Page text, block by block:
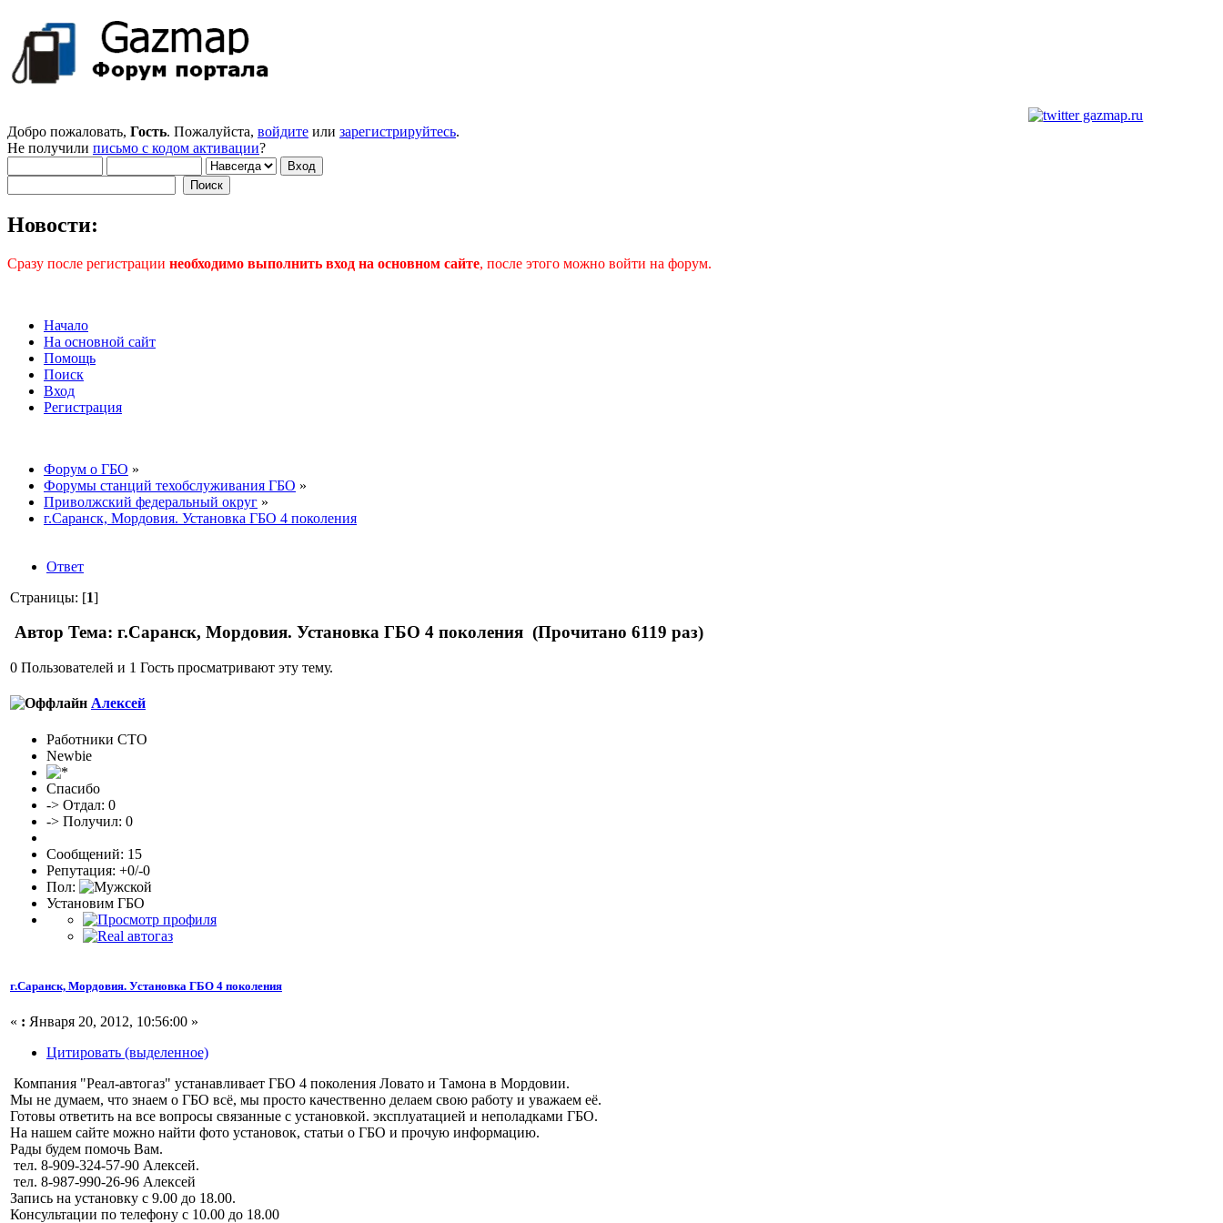
Добро пожаловать, Гость. Пожалуйста, войдите или зарегистрируйтесь.
Не получили письмо с кодом активации?
Новости:
Сразу после регистрации необходимо выполнить вход на основном сайте, после этого можно войти на форум.
Начало
На основной сайт
Помощь
Поиск
Вход
Регистрация
Форум о ГБО »
Форумы станций техобслуживания ГБО »
Приволжский федеральный округ »
г.Саранск, Мордовия. Установка ГБО 4 поколения
Ответ
Страницы: [1]
Автор Тема: г.Саранск, Мордовия. Установка ГБО 4 поколения (Прочитано 6119 раз)
0 Пользователей и 1 Гость просматривают эту тему.
Алексей
Работники СТО
Newbie
Спасибо
-> Отдал: 0
-> Получил: 0
Сообщений: 15
Репутация: +0/-0
Пол:
Установим ГБО
г.Саранск, Мордовия. Установка ГБО 4 поколения
« : Января 20, 2012, 10:56:00 »
Цитировать (выделенное)
Компания "Реал-автогаз" устанавливает ГБО 4 поколения Ловато и Тамона в Мордовии.
Мы не думаем, что знаем о ГБО всё, мы просто качественно делаем свою работу и уважаем её.
Готовы ответить на все вопросы связанные с установкой. эксплуатацией и неполадками ГБО.
На нашем сайте можно найти фото установок, статьи о ГБО и прочую информацию.
Рады будем помочь Вам.
тел. 8-909-324-57-90 Алексей.
тел. 8-987-990-26-96 Алексей
Запись на установку с 9.00 до 18.00.
Консультации по телефону с 10.00 до 18.00